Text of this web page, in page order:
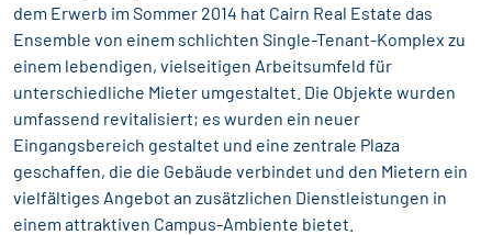
dem Erwerb im Sommer 2014 hat Cairn Real Estate das
Ensemble von einem schlichten Single-Tenant-Komplex zu
einem lebendigen, vielseitigen Arbeitsumfeld für
unterschiedliche Mieter umgestaltet. Die Objekte wurden
umfassend revitalisiert; es wurden ein neuer
Eingangsbereich gestaltet und eine zentrale Plaza
geschaffen, die die Gebäude verbindet und den Mietern ein
vielfältiges Angebot an zusätzlichen Dienstleistungen in
einem attraktiven Campus-Ambiente bietet.